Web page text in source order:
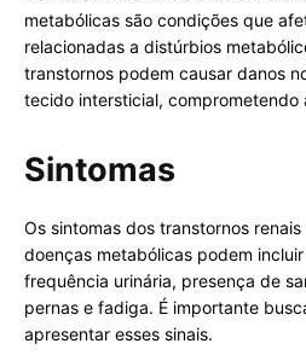
metabólicas são condições que
relacionadas a distúrbios
transtornos podem causar danos
tecido intersticial, comprometendo
Sintomas
Os sintomas dos transtornos
doenças metabólicas podem
frequência urinária, presença de
pernas e fadiga. É importante
apresentar esses sinais.